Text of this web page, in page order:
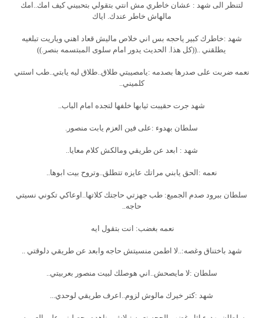
لتنظر الى شهد : عشان خاطري مش انتي بتقولي بتحبيني كيف امك..امك
مالهاش خاطر عندك. اياك
شهد :خاطرك كبير ياحجه بس اني خلاص ماليش قعاد اهني وياريت تبلغيه
يطلقني ..((كل هذا. الحديث يدور امام سلوى المبتسمه بنصر.))
نعمه ضربت على صدرها بصدمه :يامصيبتي طلاق..طلاق ليه يابتي..طب استني
كلميني..
شهد جرت حقيبت ثيابها خلفها لتجده امام الباب..
سلطان بهدوء :على فين العزم يابت منصور.
شهد : ابعد عن طريقي ومالكش كلام معايا..
نعمه :الحق يابني مراتك عايزه تتطلق..وتروح بيت ابوها..
سلطان ببرود صدم الجميع: طب جهزتي حاجتك كلاتها..اوعاكي تكوني نسيتي
حاجه..
نعمه بغضب: انت بتقول ايه
شهد باختناق وغصه:..لا اطمن منسيتش حاجه وابعد عن طريقي دلوقتي ..
سلطان :لا مايصحش..اني هوصلك لبيت منصور بعربيتي..
شهد :كتر خيرك مالوش لزوم..اعرف طريقي لوحدي...